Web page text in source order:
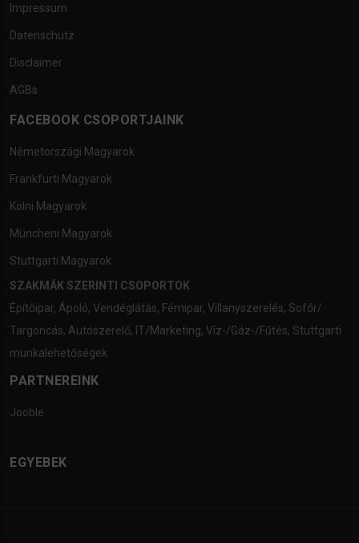
Impressum
Datenschutz
Disclaimer
AGBs
FACEBOOK CSOPORTJAINK
Németországi Magyarok
Frankfurti Magyarok
Kölni Magyarok
Müncheni Magyarok
Stuttgarti Magyarok
SZAKMÁK SZERINTI CSOPORTOK
Építőipar, Ápoló, Vendéglátás, Fémipar, Villanyszerelés, Sofőr/
Targoncás, Autószerelő, IT/Marketing, Víz-/Gáz-/Fűtés, Stuttgarti
munkalehetőségek
PARTNEREINK
Jooble
EGYEBEK